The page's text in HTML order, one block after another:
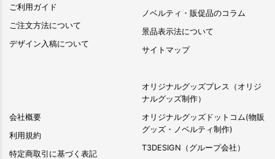
ご利用ガイド
ご注文方法について
デザイン入稿について
会社概要
利用規約
特定商取引に基づく表記
ノベルティ・販促品のコラム
景品表示法について
サイトマップ
オリジナルグッズプレス（オリジ
ナルグッズ制作）
オリジナルグッズドットコム(物販
グッズ・ノベルティ制作)
T3DESIGN（グループ会社）